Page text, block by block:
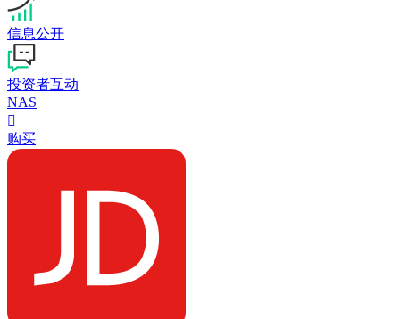
信息公开
投资者互动
NAS

购买